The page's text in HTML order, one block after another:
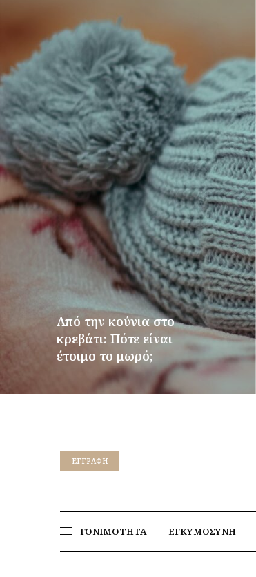
Από την κούνια στο
κρεβάτι: Πότε είναι
έτοιμο το μωρό;
EΓΓΡΑΦΉ
ΓΟΝΙΜΟΤΗΤΑ ΕΓΚΥΜΟΣΥΝΗ